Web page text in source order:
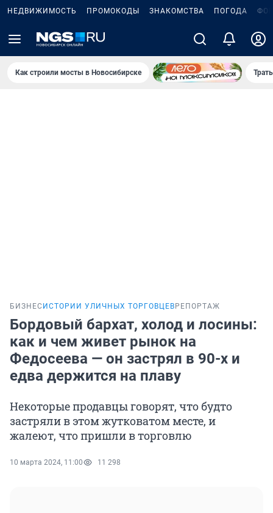
НЕДВИЖИМОСТЬ ПРОМОКОДЫ ЗНАКОМСТВА ПОГОДА
Как строили мосты в Новосибирске
БИЗНЕС ИСТОРИИ УЛИЧНЫХ ТОРГОВЦЕВ РЕПОРТАЖ
Бордовый бархат, холод и лосины:
как и чем живет рынок на
Федосеева — он застрял в 90-х и
едва держится на плаву
Некоторые продавцы говорят, что будто
застряли в этом жутковатом месте, и
жалеют, что пришли в торговлю
10 марта 2024, 11:00 11 298